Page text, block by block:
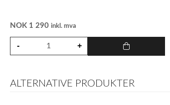
NOK 1 290 inkl. mva
ALTERNATIVE PRODUKTER